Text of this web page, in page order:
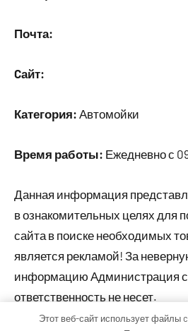
Почта:
Cайт:
Категория: Автомойки
Время работы: Ежедневно с
Данная информация
в ознакомительных целях для
сайта в поиске необходимых
является рекламой! За
информацию Администрация
ответственность не несет.
Этот веб-сайт использует файлы